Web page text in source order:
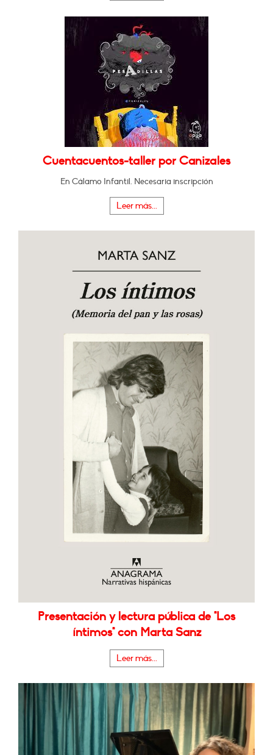
Cuentacuentos-taller por Canizales
En Cálamo Infantil. Necesaria inscripción
Leer más...
Presentación y lectura pública de "Los
íntimos" con Marta Sanz
Leer más...